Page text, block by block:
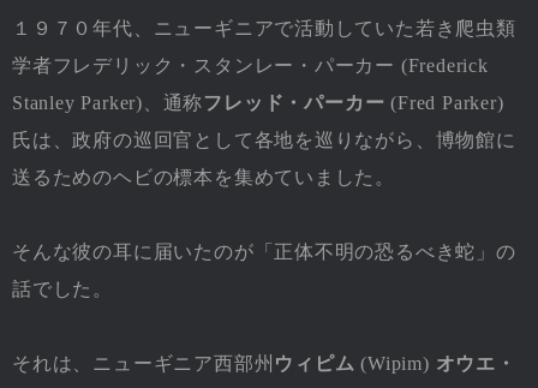
１９７０年代、ニューギニアで活動していた若き爬虫類
学者フレデリック・スタンレー・パーカー (Frederick
Stanley Parker)、通称フレッド・パーカー (Fred Parker)
氏は、政府の巡回官として各地を巡りながら、博物館に
送るためのヘビの標本を集めていました。
そんな彼の耳に届いたのが「正体不明の恐るべき蛇」の
話でした。
それは、ニューギニア西部州 ウィピム (Wipim) オウエ・